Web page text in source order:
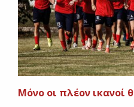
Μόνο οι πλέον ικανοί